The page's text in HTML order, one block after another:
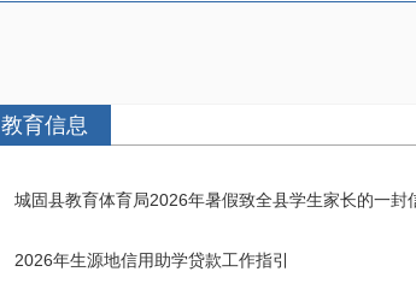
教育信息
城固县教育体育局2026年暑假致全县学生家长的一封
2026年生源地信用助学贷款工作指引